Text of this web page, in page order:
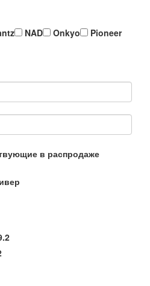
NAD Onkyo
Pioneer
в распродаже